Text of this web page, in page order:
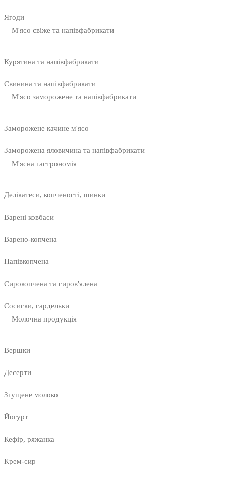
Ягоди
М'ясо свіже та напівфабрикати
Курятина та напівфабрикати
Свинина та напівфабрикати
М'ясо заморожене та напівфабрикати
Заморожене качине м'ясо
Заморожена яловичина та напівфабрикати
М'ясна гастрономія
Делікатеси, копченості, шинки
Варені ковбаси
Варено-копчена
Напівкопчена
Сирокопчена та сиров'ялена
Сосиски, сардельки
Молочна продукція
Вершки
Десерти
Згущене молоко
Йогурт
Кефір, ряжанка
Крем-сир